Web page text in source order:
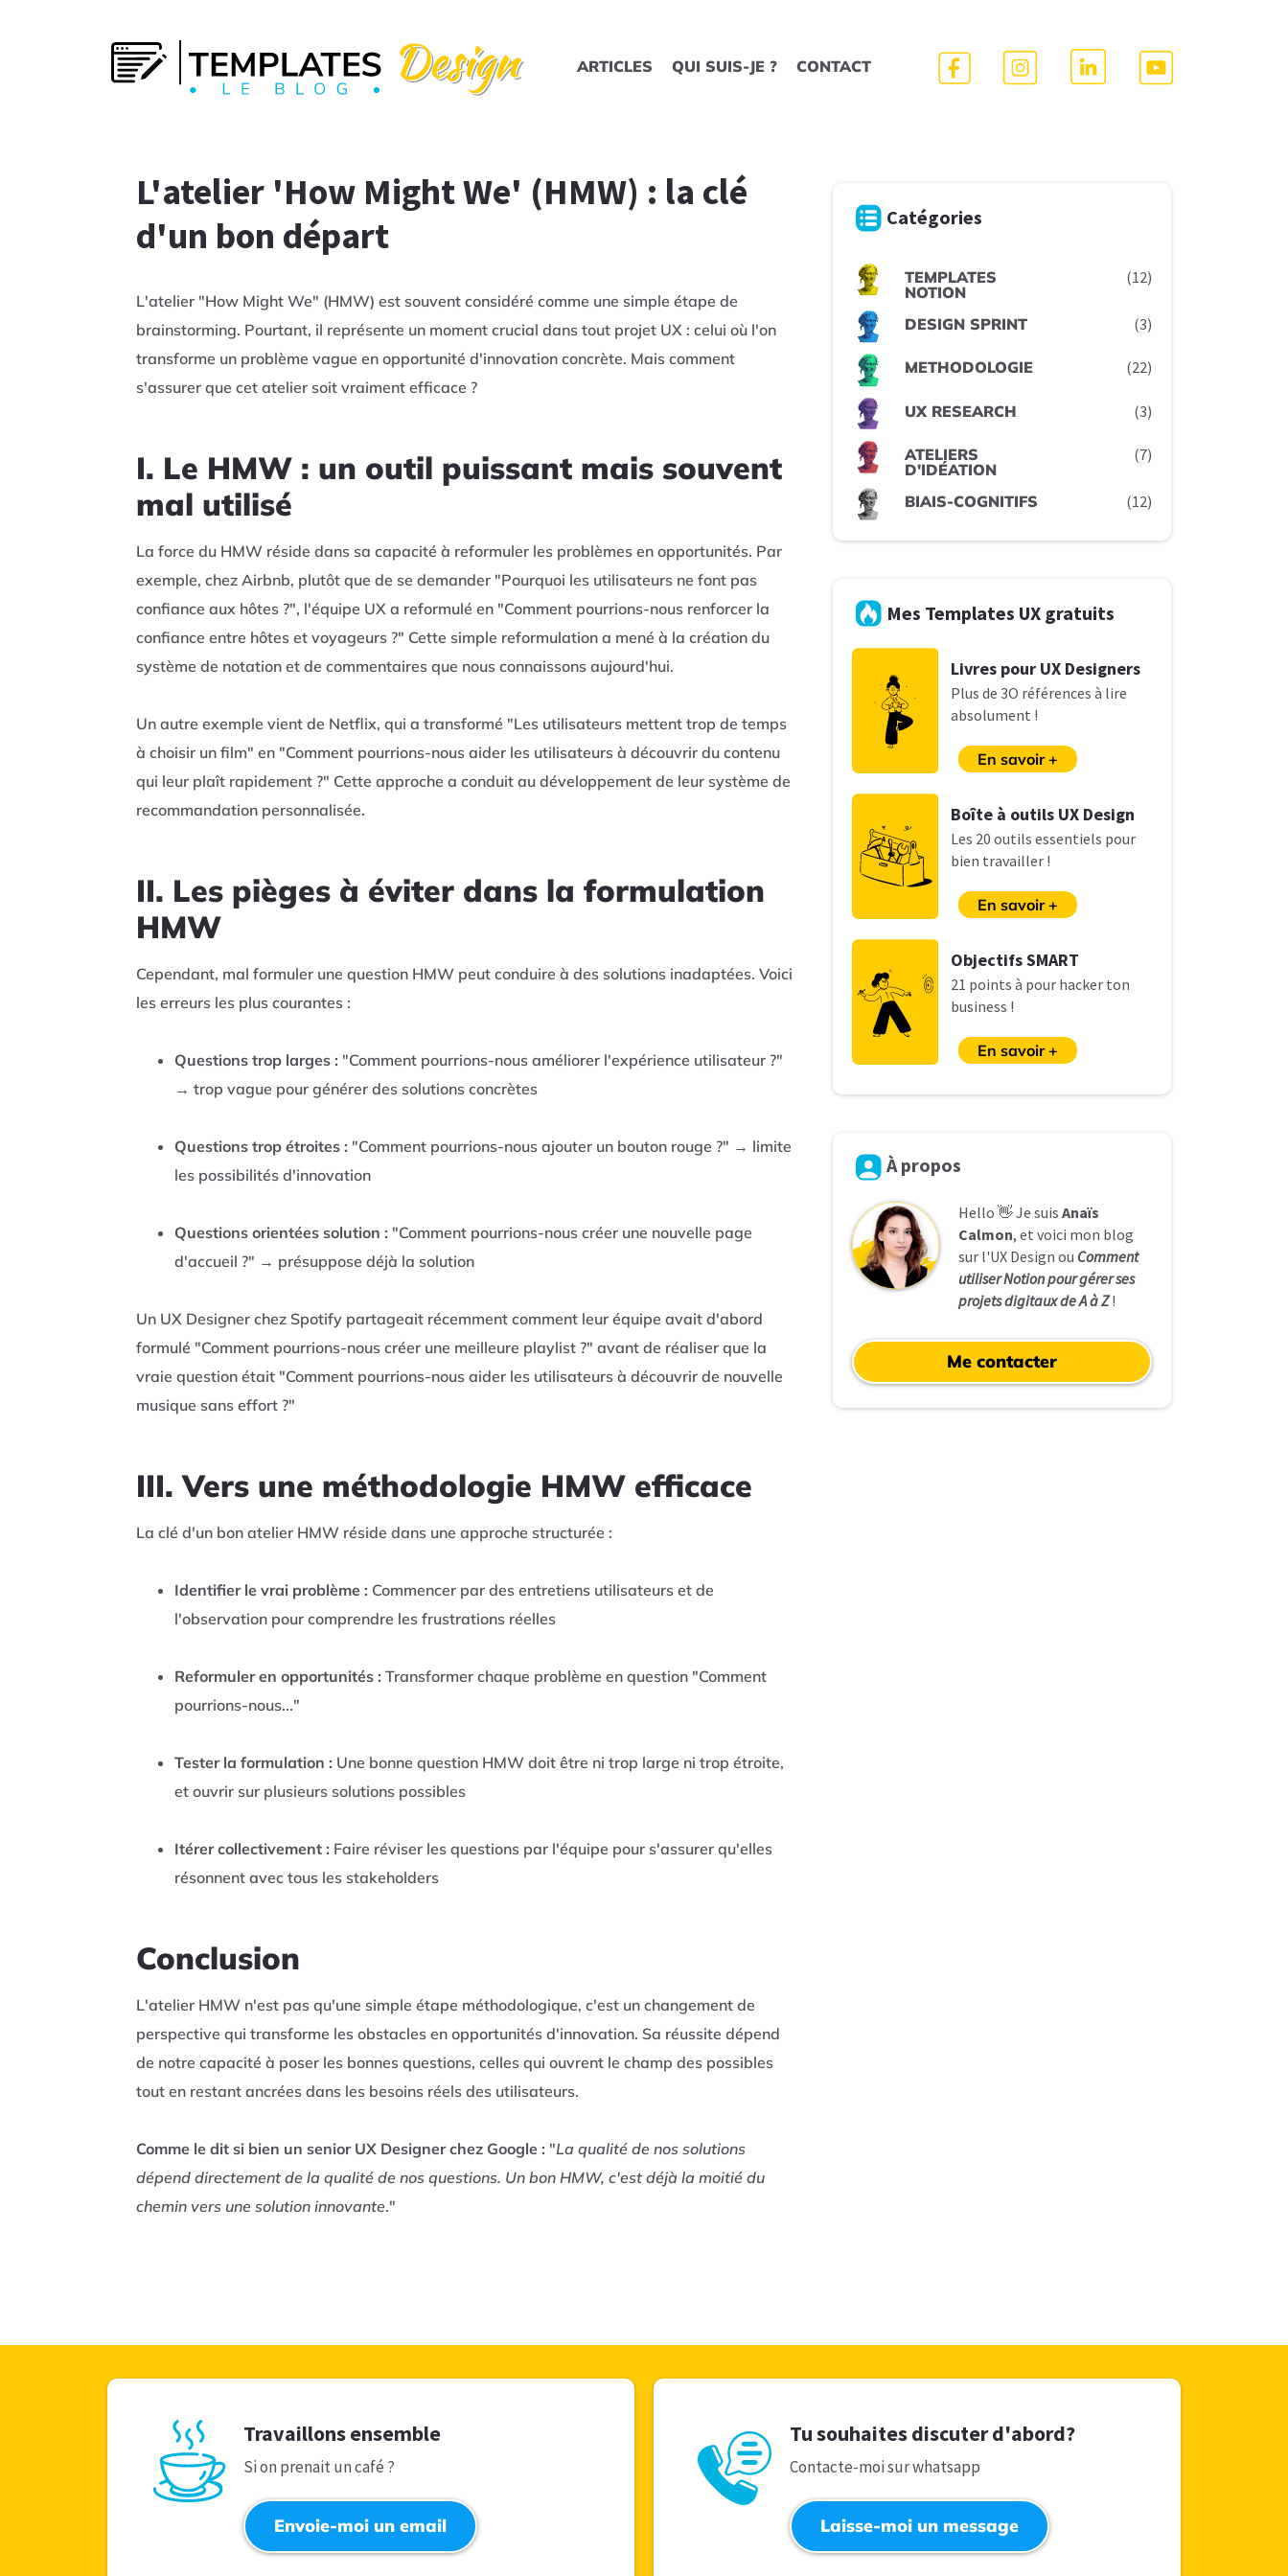
ARTICLES QUI SUIS-JE ? CONTACT
L'atelier 'How Might We' (HMW) : la clé
d'un bon départ
L'atelier "How Might We" (HMW) est souvent considéré comme une simple étape de
brainstorming. Pourtant, il représente un moment crucial dans tout projet UX : celui où l'on
transforme un problème vague en opportunité d'innovation concrète. Mais comment
s'assurer que cet atelier soit vraiment efficace ?
I. Le HMW : un outil puissant mais souvent
mal utilisé
La force du HMW réside dans sa capacité à reformuler les problèmes en opportunités. Par
exemple, chez Airbnb, plutôt que de se demander "Pourquoi les utilisateurs ne font pas
confiance aux hôtes ?", l'équipe UX a reformulé en "Comment pourrions-nous renforcer la
confiance entre hôtes et voyageurs ?" Cette simple reformulation a mené à la création du
système de notation et de commentaires que nous connaissons aujourd'hui.
Un autre exemple vient de Netflix, qui a transformé "Les utilisateurs mettent trop de temps
à choisir un film" en "Comment pourrions-nous aider les utilisateurs à découvrir du contenu
qui leur plaît rapidement ?" Cette approche a conduit au développement de leur système de
recommandation personnalisée.
II. Les pièges à éviter dans la formulation
HMW
Cependant, mal formuler une question HMW peut conduire à des solutions inadaptées. Voici
les erreurs les plus courantes :
Questions trop larges : "Comment pourrions-nous améliorer l'expérience utilisateur ?"
→ trop vague pour générer des solutions concrètes
Questions trop étroites : "Comment pourrions-nous ajouter un bouton rouge ?" → limite
les possibilités d'innovation
Questions orientées solution : "Comment pourrions-nous créer une nouvelle page
d'accueil ?" → présuppose déjà la solution
Un UX Designer chez Spotify partageait récemment comment leur équipe avait d'abord
formulé "Comment pourrions-nous créer une meilleure playlist ?" avant de réaliser que la
vraie question était "Comment pourrions-nous aider les utilisateurs à découvrir de nouvelle
musique sans effort ?"
III. Vers une méthodologie HMW efficace
La clé d'un bon atelier HMW réside dans une approche structurée :
Identifier le vrai problème : Commencer par des entretiens utilisateurs et de
l'observation pour comprendre les frustrations réelles
Reformuler en opportunités : Transformer chaque problème en question "Comment
pourrions-nous..."
Tester la formulation : Une bonne question HMW doit être ni trop large ni trop étroite,
et ouvrir sur plusieurs solutions possibles
Itérer collectivement : Faire réviser les questions par l'équipe pour s'assurer qu'elles
résonnent avec tous les stakeholders
Conclusion
L'atelier HMW n'est pas qu'une simple étape méthodologique, c'est un changement de
perspective qui transforme les obstacles en opportunités d'innovation. Sa réussite dépend
de notre capacité à poser les bonnes questions, celles qui ouvrent le champ des possibles
tout en restant ancrées dans les besoins réels des utilisateurs.
Comme le dit si bien un senior UX Designer chez Google : "La qualité de nos solutions
dépend directement de la qualité de nos questions. Un bon HMW, c'est déjà la moitié du
chemin vers une solution innovante."
Catégories
TEMPLATES
NOTION
(12)
DESIGN SPRINT (3)
METHODOLOGIE (22)
UX RESEARCH (3)
ATELIERS
D'IDÉATION
(7)
BIAIS-COGNITIFS (12)
Mes Templates UX gratuits
Livres pour UX Designers
Plus de 3O références à lire
absolument !
En savoir +
Boîte à outils UX Design
Les 20 outils essentiels pour
bien travailler !
En savoir +
Objectifs SMART
21 points à pour hacker ton
business !
En savoir +
À propos
Hello 👋 Je suis Anaïs
Calmon, et voici mon blog
sur l'UX Design ou Comment
utiliser Notion pour gérer ses
projets digitaux de A à Z!
Me contacter
Travaillons ensemble
Si on prenait un café ?
Envoie-moi un email
Tu souhaites discuter d'abord?
Contacte-moi sur whatsapp
Laisse-moi un message